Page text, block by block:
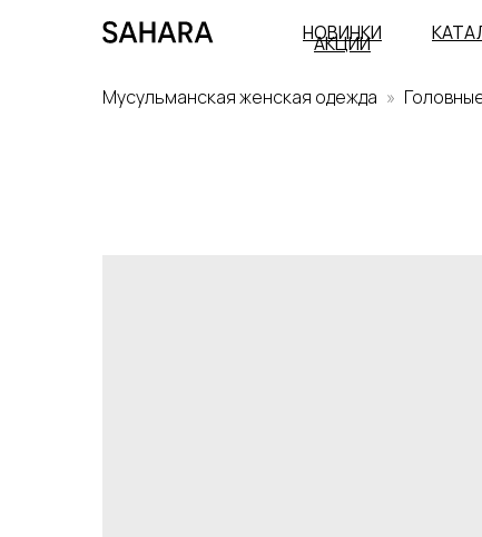
НОВИНКИ
АКЦИИ
Мусульманская женская одежда